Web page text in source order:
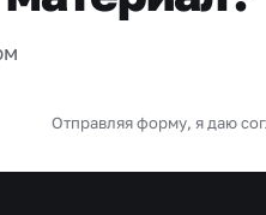
Отправляя форму, я даю